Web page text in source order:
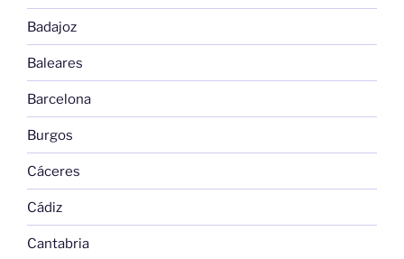
Badajoz
Baleares
Barcelona
Burgos
Cáceres
Cádiz
Cantabria